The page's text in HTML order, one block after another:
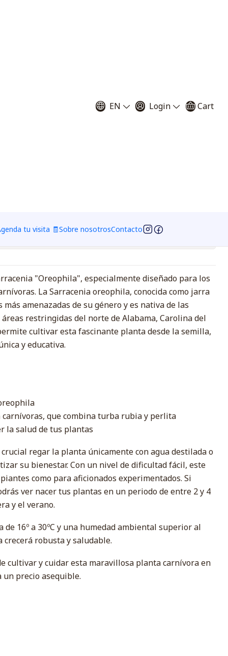
EN Login Cart
tu visita 🧾Sobre nosotrosContacto
"Oreophila", especialmente diseñado para los
La Sarracenia oreophila, conocida como jarra
más amenazadas de su género y es nativa de las
restringidas del norte de Alabama, Carolina del
cultivar esta fascinante planta desde la semilla,
y educativa.
carnívoras, que combina turba rubia y perlita
la salud de tus plantas
crucial regar la planta únicamente con agua destilada o
su bienestar. Con un nivel de dificultad fácil, este
como para aficionados experimentados. Si
ver nacer tus plantas en un periodo de entre 2 y 4
y el verano.
16º a 30ºC y una humedad ambiental superior al
robusta y saludable.
cultivar y cuidar esta maravillosa planta carnívora en
precio asequible.